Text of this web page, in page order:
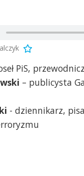
PiS,
– publicysta
- dziennikarz,